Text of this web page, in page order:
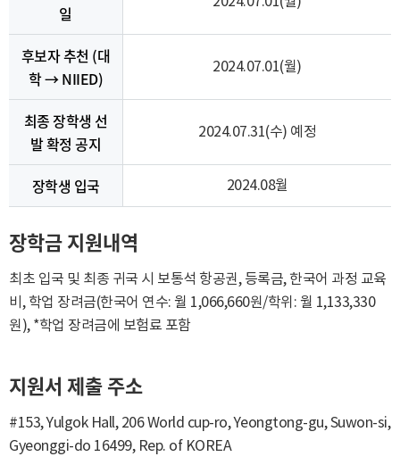
일
후보자 추천 (대
학 → NIIED)
2024.07.01(월)
최종 장학생 선
발 확정 공지
2024.07.31(수) 예정
장학생 입국 2024.08월
장학금 지원내역
최초 입국 및 최종 귀국 시 보통석 항공권, 등록금, 한국어 과정 교육
비, 학업 장려금(한국어 연수: 월 1,066,660원/학위: 월 1,133,330
원), *학업 장려금에 보험료 포함
지원서 제출 주소
#153, Yulgok Hall, 206 World cup-ro, Yeongtong-gu, Suwon-si,
Gyeonggi-do 16499, Rep. of KOREA